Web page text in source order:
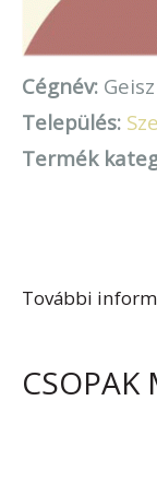
Cégnév:
Település:
Termék
További
CSOPAK